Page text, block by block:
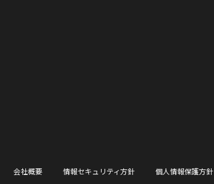
会社概要 情報セキュリティ方針 個人情報保護方針